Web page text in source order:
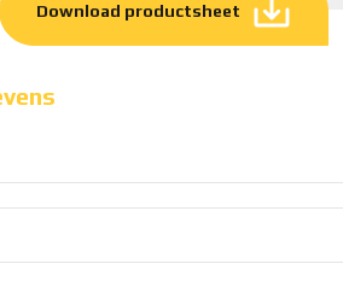
Download productsheet